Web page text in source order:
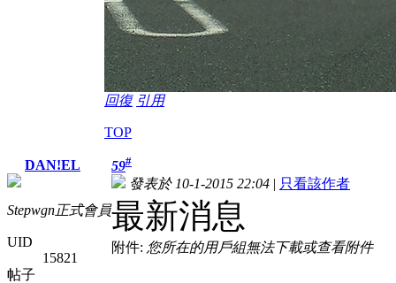
回復 引用
TOP
DAN!EL
Stepwgn正式會員
UID
15821
帖子
59#
發表於 10-1-2015 22:04 | 只看該作者
最新消息
附件: 您所在的用戶組無法下載或查看附件